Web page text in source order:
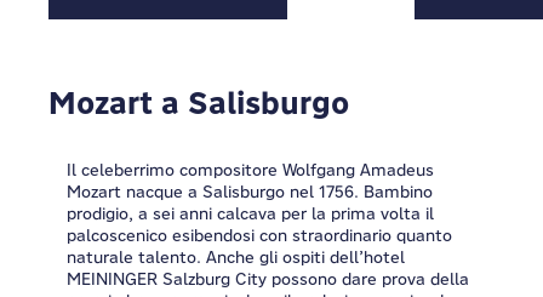
Mozart a Salisburgo
Il celeberrimo compositore Wolfgang Amadeus
Mozart nacque a Salisburgo nel 1756. Bambino
prodigio, a sei anni calcava per la prima volta il
palcoscenico esibendosi con straordinario quanto
naturale talento. Anche gli ospiti dell’hotel
MEININGER Salzburg City possono dare prova della